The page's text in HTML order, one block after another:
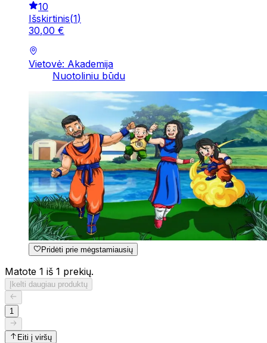
10
Išskirtinis(1)
30,00 €
Vietovė: Akademija
Nuotoliniu būdu
Pridėti prie mėgstamiausių
Matote 1 iš 1 prekių.
Įkelti daugiau produktų
1
Eiti į viršų